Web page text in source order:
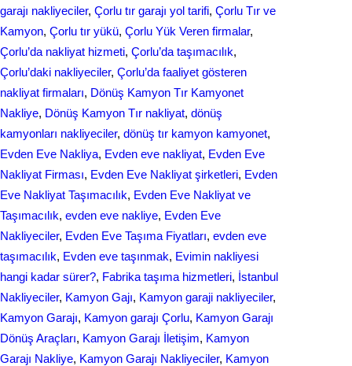
garajı nakliyeciler, Çorlu tır garajı yol tarifi, Çorlu Tır ve
Kamyon, Çorlu tır yükü, Çorlu Yük Veren firmalar
Çorlu’da nakliyat hizmeti, Çorlu’da taşımacılık
Çorlu’daki nakliyeciler, Çorlu’da faaliyet gösteren
nakliyat firmaları, Dönüş Kamyon Tır Kamyonet
Nakliye, Dönüş Kamyon Tır nakliyat, dönüş
kamyonları nakliyeciler, dönüş tır kamyon kamyonet
Evden Eve Nakliya, Evden eve nakliyat, Evden Eve
Nakliyat Firması, Evden Eve Nakliyat şirketleri, Evden
Eve Nakliyat Taşımacılık, Evden Eve Nakliyat ve
Taşımacılık, evden eve nakliye, Evden Eve
Nakliyeciler, Evden Eve Taşıma Fiyatları, evden eve
taşımacılık, Evden еvе taşınmak, Evіmіn naklіyеsі
hangi kadar ѕürer?, Fabrika taşıma hizmetleri, İstanbul
Nakliyeciler, Kamyon Gajı, Kamyon garaji nakliyeciler
Kamyon Garajı, Kamyon garajı Çorlu, Kamyon Garajı
Dönüş Araçları, Kamyon Garajı İletişim, Kamyon
Garajı Nakliye, Kamyon Garajı Nakliyeciler, Kamyon